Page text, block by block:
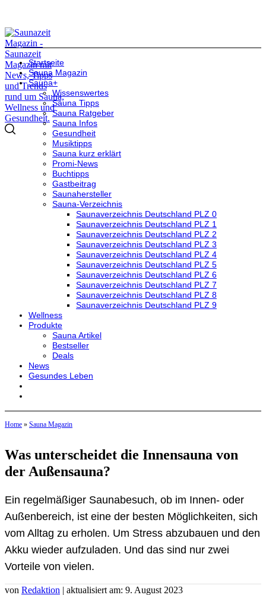
Startseite
Sauna Magazin
Sauna+
Wissenswertes
Sauna Tipps
Sauna Ratgeber
Sauna Infos
Gesundheit
Musiktipps
Sauna kurz erklärt
Promi-News
Buchtipps
Gastbeitrag
Saunahersteller
Sauna-Verzeichnis
Saunaverzeichnis Deutschland PLZ 0
Saunaverzeichnis Deutschland PLZ 1
Saunaverzeichnis Deutschland PLZ 2
Saunaverzeichnis Deutschland PLZ 3
Saunaverzeichnis Deutschland PLZ 4
Saunaverzeichnis Deutschland PLZ 5
Saunaverzeichnis Deutschland PLZ 6
Saunaverzeichnis Deutschland PLZ 7
Saunaverzeichnis Deutschland PLZ 8
Saunaverzeichnis Deutschland PLZ 9
Wellness
Produkte
Sauna Artikel
Bestseller
Deals
News
Gesundes Leben
Home » Sauna Magazin
Was unterscheidet die Innensauna von
der Außensauna?
Ein regelmäßiger Saunabesuch, ob im Innen- oder
Außenbereich, ist eine der besten Möglichkeiten, sich
vom Alltag zu erholen. Um Stress abzubauen und den
Akku wieder aufzuladen. Und das sind nur zwei
Vorteile von vielen.
von Redaktion | aktualisiert am: 9. August 2023